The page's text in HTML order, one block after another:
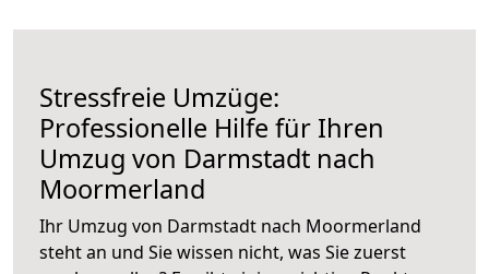
Stressfreie Umzüge:
Professionelle Hilfe für Ihren
Umzug von Darmstadt nach
Moormerland
Ihr Umzug von Darmstadt nach Moormerland
steht an und Sie wissen nicht, was Sie zuerst